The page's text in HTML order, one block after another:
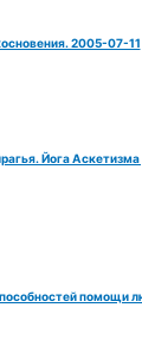
2005-07-11
Йога
помощи